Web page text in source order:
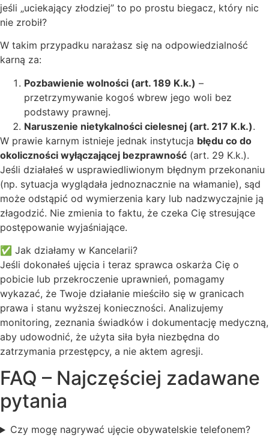
jeśli „uciekający złodziej” to po prostu biegacz, który nic
nie zrobił?
W takim przypadku narażasz się na odpowiedzialność
karną za:
Pozbawienie wolności (art. 189 K.k.) –
przetrzymywanie kogoś wbrew jego woli bez
podstawy prawnej.
Naruszenie nietykalności cielesnej (art. 217 K.k.).
W prawie karnym istnieje jednak instytucja błędu co do
okoliczności wyłączającej bezprawność (art. 29 K.k.).
Jeśli działałeś w usprawiedliwionym błędnym przekonaniu
(np. sytuacja wyglądała jednoznacznie na włamanie), sąd
może odstąpić od wymierzenia kary lub nadzwyczajnie ją
złagodzić. Nie zmienia to faktu, że czeka Cię stresujące
postępowanie wyjaśniające.
✅ Jak działamy w Kancelarii?
Jeśli dokonałeś ujęcia i teraz sprawca oskarża Cię o
pobicie lub przekroczenie uprawnień, pomagamy
wykazać, że Twoje działanie mieściło się w granicach
prawa i stanu wyższej konieczności. Analizujemy
monitoring, zeznania świadków i dokumentację medyczną,
aby udowodnić, że użyta siła była niezbędna do
zatrzymania przestępcy, a nie aktem agresji.
FAQ – Najczęściej zadawane
pytania
Czy mogę nagrywać ujęcie obywatelskie telefonem?